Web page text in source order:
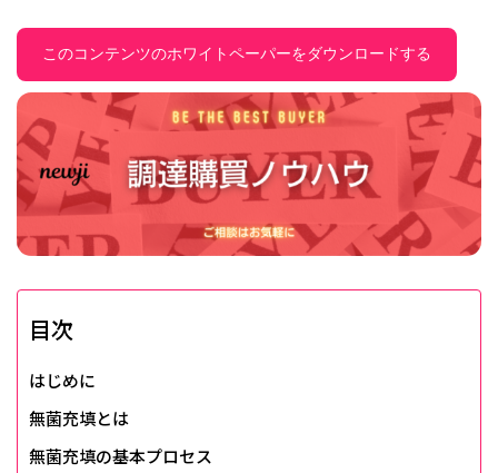
このコンテンツのホワイトペーパーをダウンロードする
目次
はじめに
無菌充填とは
無菌充填の基本プロセス